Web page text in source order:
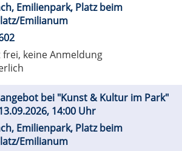
Emilienpark, Platz beim
Emilianum
keine Anmeldung
bei "Kunst & Kultur im Park"
14:00 Uhr
Emilienpark, Platz beim
Emilianum